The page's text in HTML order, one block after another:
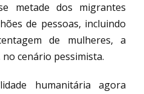
metade dos migrantes
de pessoas, incluindo
de mulheres, a
cenário pessimista.
humanitária agora